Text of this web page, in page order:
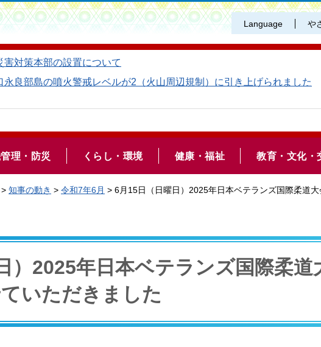
Language や
害対策本部の設置について
永良部島の噴火警戒レベルが2（火山周辺規制）に引き上げられました
理・防災 くらし・環境 健康・福祉 教育・文化・
> 知事の動き > 令和7年6月 > 6月15日（日曜日）2025年日本ベテランズ国際柔道
）2025年日本ベテランズ国際柔道
いただきました